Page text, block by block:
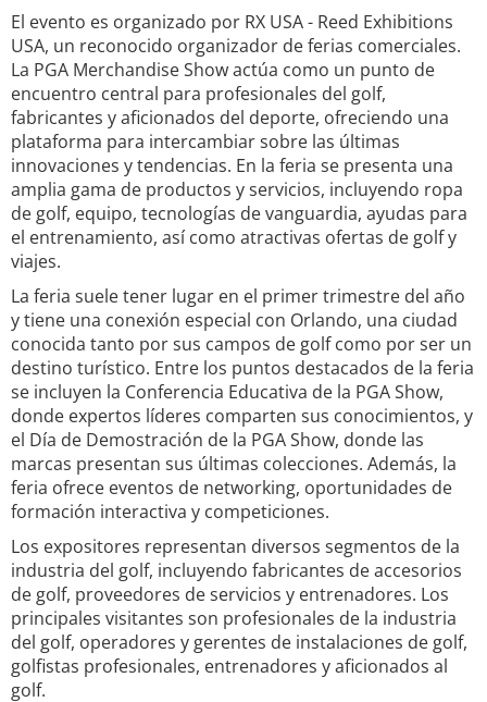
El evento es organizado por RX USA - Reed Exhibitions
USA, un reconocido organizador de ferias comerciales.
La PGA Merchandise Show actúa como un punto de
encuentro central para profesionales del golf,
fabricantes y aficionados del deporte, ofreciendo una
plataforma para intercambiar sobre las últimas
innovaciones y tendencias. En la feria se presenta una
amplia gama de productos y servicios, incluyendo ropa
de golf, equipo, tecnologías de vanguardia, ayudas para
el entrenamiento, así como atractivas ofertas de golf y
viajes.
La feria suele tener lugar en el primer trimestre del año
y tiene una conexión especial con Orlando, una ciudad
conocida tanto por sus campos de golf como por ser un
destino turístico. Entre los puntos destacados de la feria
se incluyen la Conferencia Educativa de la PGA Show,
donde expertos líderes comparten sus conocimientos, y
el Día de Demostración de la PGA Show, donde las
marcas presentan sus últimas colecciones. Además, la
feria ofrece eventos de networking, oportunidades de
formación interactiva y competiciones.
Los expositores representan diversos segmentos de la
industria del golf, incluyendo fabricantes de accesorios
de golf, proveedores de servicios y entrenadores. Los
principales visitantes son profesionales de la industria
del golf, operadores y gerentes de instalaciones de golf,
golfistas profesionales, entrenadores y aficionados al
golf.